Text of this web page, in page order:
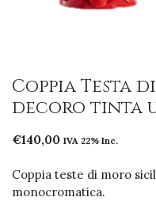
Coppia Testa
decoro tinta
€140,00 IVA 22% Inc.
Coppia teste di moro
monocromatica.